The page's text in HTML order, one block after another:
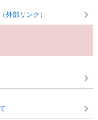
外部リンク）